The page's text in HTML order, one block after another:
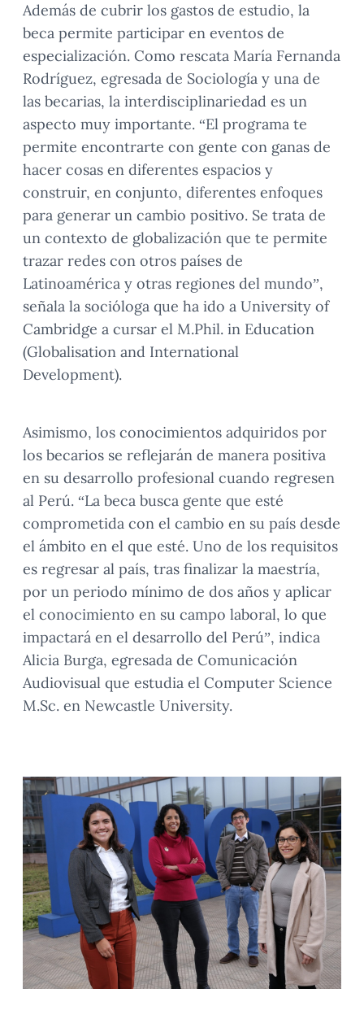
Además de cubrir los gastos de estudio, la
beca permite participar en eventos de
especialización. Como rescata María Fernanda
Rodríguez, egresada de Sociología y una de
las becarias, la interdisciplinariedad es un
aspecto muy importante. “El programa te
permite encontrarte con gente con ganas de
hacer cosas en diferentes espacios y
construir, en conjunto, diferentes enfoques
para generar un cambio positivo. Se trata de
un contexto de globalización que te permite
trazar redes con otros países de
Latinoamérica y otras regiones del mundo”,
señala la socióloga que ha ido a University of
Cambridge a cursar el M.Phil. in Education
(Globalisation and International
Development).
Asimismo, los conocimientos adquiridos por
los becarios se reflejarán de manera positiva
en su desarrollo profesional cuando regresen
al Perú. “La beca busca gente que esté
comprometida con el cambio en su país desde
el ámbito en el que esté. Uno de los requisitos
es regresar al país, tras finalizar la maestría,
por un periodo mínimo de dos años y aplicar
el conocimiento en su campo laboral, lo que
impactará en el desarrollo del Perú”, indica
Alicia Burga, egresada de Comunicación
Audiovisual que estudia el Computer Science
M.Sc. en Newcastle University.